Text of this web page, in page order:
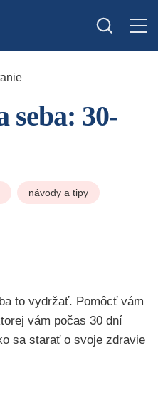
seba: 30-
návody a tipy
to vydržať. Pomôcť vám
vám počas 30 dní
sa starať o svoje zdravie